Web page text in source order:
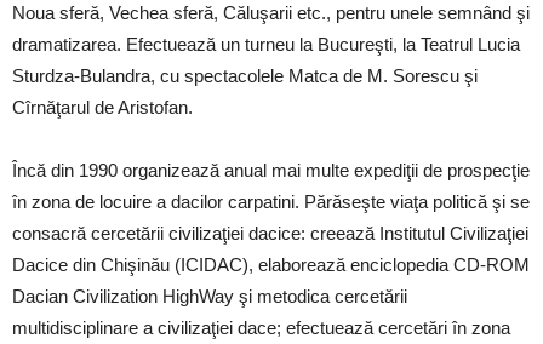
Noua sferă, Vechea sferă, Căluşarii etc., pentru unele semnând şi
dramatizarea. Efectuează un turneu la Bucureşti, la Teatrul Lucia
Sturdza-Bulandra, cu spectacolele Matca de M. Sorescu şi
Cîrnăţarul de Aristofan.
Încă din 1990 organizează anual mai multe expediţii de prospecţie
în zona de locuire a dacilor carpatini. Părăseşte viaţa politică şi se
consacră cercetării civilizaţiei dacice: creează Institutul Civilizaţiei
Dacice din Chişinău (ICIDAC), elaborează enciclopedia CD-ROM
Dacian Civilization HighWay şi metodica cercetării
multidisciplinare a civilizaţiei dace; efectuează cercetări în zona